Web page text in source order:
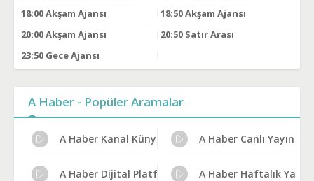
18:00Akşam Ajansı 18:50Akşam Ajansı
20:00Akşam Ajansı 20:50 Satır Arası
23:50 Gece Ajansı
A Haber - Popüler Aramalar
A Haber Kanal Künyesi A Haber Canlı Yayın
A Haber Dijital Platform Kanal NoA Haber Haftalık Yayın